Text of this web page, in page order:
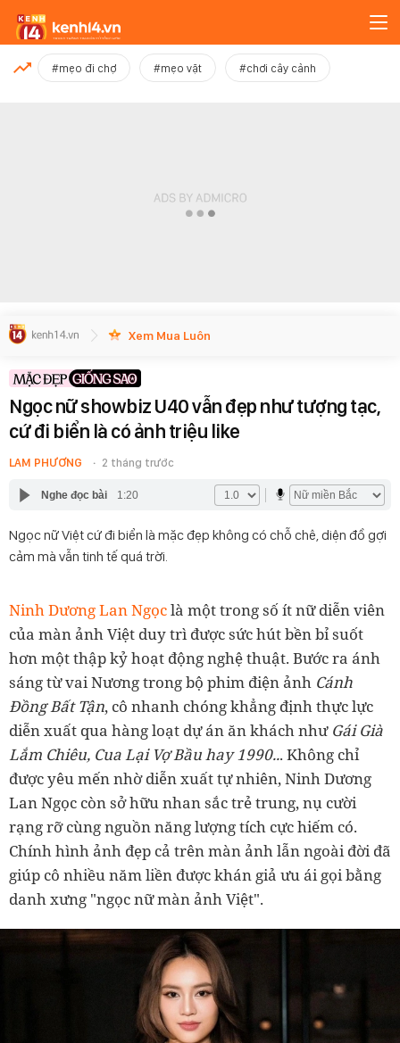
MỚI NHẤT
#mẹo đi chợ #mẹo vặt #chơi cây cảnh
Xem Mua Luôn
Ngọc nữ showbiz U40 vẫn đẹp như tượng tạc,
cứ đi biển là có ảnh triệu like
LAM PHƯƠNG 2 tháng trước
Nghe đọc bài 1:20
Ngọc nữ Việt cứ đi biển là mặc đẹp không có chỗ chê, diện đồ gợi
cảm mà vẫn tinh tế quá trời.
Ninh Dương Lan Ngọclà một trong số ít nữ diễn viên
của màn ảnh Việt duy trì được sức hút bền bỉ suốt
hơn một thập kỷ hoạt động nghệ thuật. Bước ra ánh
sáng từ vai Nương trong bộ phim điện ảnh Cánh
Đồng Bất Tận, cô nhanh chóng khẳng định thực lực
diễn xuất qua hàng loạt dự án ăn khách như Gái Già
Lắm Chiêu, Cua Lại Vợ Bầu hay 1990... Không chỉ
được yêu mến nhờ diễn xuất tự nhiên, Ninh Dương
Lan Ngọc còn sở hữu nhan sắc trẻ trung, nụ cười
rạng rỡ cùng nguồn năng lượng tích cực hiếm có.
Chính hình ảnh đẹp cả trên màn ảnh lẫn ngoài đời đã
giúp cô nhiều năm liền được khán giả ưu ái gọi bằng
danh xưng "ngọc nữ màn ảnh Việt".